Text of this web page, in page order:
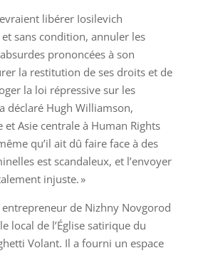
libérer Iosilevich
sans condition, annuler les
prononcées à son
la restitution de ses droits et de
la loi répressive sur les
déclaré Hugh Williamson,
et Asie centrale à Human Rights
qu’il ait dû faire face à des
est scandaleux, et l’envoyer
injuste. »
de Nizhny Novgorod
local de l’Église satirique du
Volant. Il a fourni un espace